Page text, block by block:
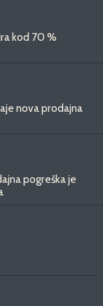
kod 70 %
nova prodajna
pogreška je